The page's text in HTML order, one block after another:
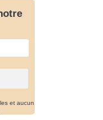
et aucun